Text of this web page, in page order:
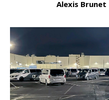
Alexis Brunet